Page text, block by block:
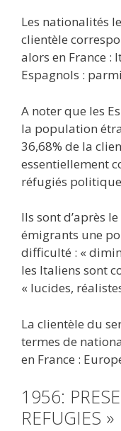
Les nationalités
clientèle
alors en France :
Espagnols :
A noter que les
la population
36,68% de la
essentiellement
réfugiés
Ils sont d’après
émigrants une
difficulté : «
les Italiens sont
« lucides,
La clientèle du
termes de
en France :
1956:
REFUGIES »